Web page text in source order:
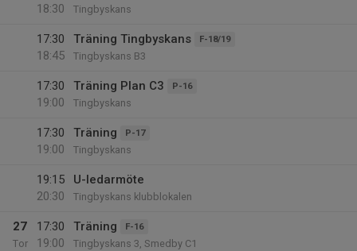
18:30
Tingbyskans
17:30
18:45
Träning Tingbyskans F-18/19
Tingbyskans B3
17:30
19:00
Träning Plan C3 P-16
Tingbyskans
17:30
19:00
Träning P-17
Tingbyskans
19:15
20:30
U-ledarmöte
Tingbyskans klubblokalen
27
Tor
17:30
19:00
Träning F-16
Tingbyskans 3, Smedby C1